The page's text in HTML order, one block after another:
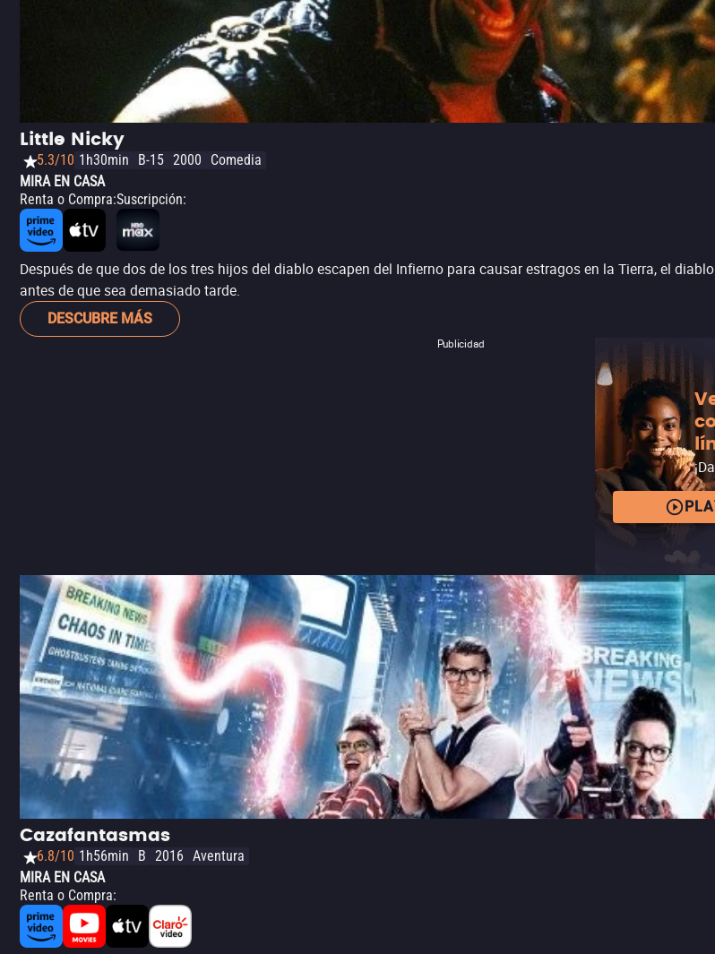
Little Nicky
5.3/10 1h30min B-15 2000
Comedia
MIRA EN CASA
Renta o Compra:Suscripción:
Después de que dos de los tres hijos del diablo escapen del Infierno para causar estragos en la Tierra, el
antes de que sea demasiado tarde.
DESCUBRE MÁS
Publicidad
Cazafantasmas
6.8/10 1h56min B 2016 Aventura
MIRA EN CASA
Renta o Compra: